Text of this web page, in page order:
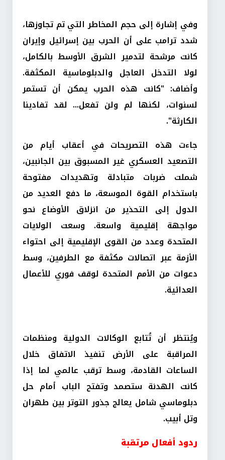
وفي إشارة إلى حجم المخاطر التي تم تجاوزها،
شدد ترامب على أن الحرب بين إسرائيل وإيران
كانت مرشحة لتدمير الشرق الأوسط بالكامل،
لولا التدخل العاجل والدبلوماسية المكثفة.
وأضاف: "كانت هذه الحرب يمكن أن تستمر
لسنوات، لكنها لم ولن تفعل... لقد تفادينا
الكارثة".
جاءت هذه التصريحات في أعقاب أيام من
التصعيد العسكري غير المسبوق بين الجانبين،
شملت ضربات متبادلة وتهديدات مفتوحة
باستخدام القوة الموسعة، ما دفع العديد من
الدول إلى التحذير من انزلاق الأوضاع نحو
مواجهة إقليمية واسعة. وسعت الولايات
المتحدة وعدد من القوى الإقليمية إلى احتواء
الأزمة عبر اتصالات مكثفة مع الطرفين، وسط
دعوات من الأمم المتحدة لوقف فوري للأعمال
العدائية.
ويُنتظر أن تُتابع الوكالات الدولية ومنظمات
المراقبة على الأرض تنفيذ الاتفاق خلال
الساعات القادمة، وسط ترقب عالمي لما إذا
كانت الهدنة ستصمد وتفتح الباب أمام حل
دبلوماسي شامل يعالج جذور التوتر بين طهران
وتل أبيب.
ردود أفعال مرتقبة